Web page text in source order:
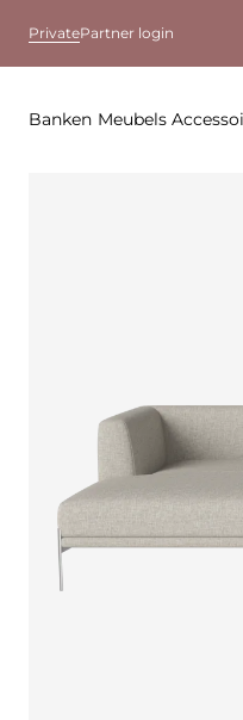
PrivatePartner login
Banken Meubels